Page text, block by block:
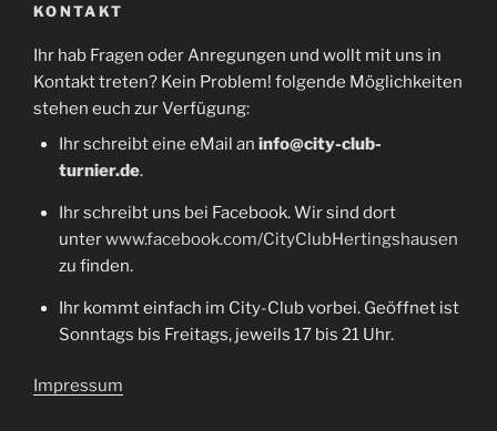
KONTAKT
Ihr hab Fragen oder Anregungen und wollt mit uns in
Kontakt treten? Kein Problem! folgende Möglichkeiten
stehen euch zur Verfügung:
Ihr schreibt eine eMail an info@city-club-
turnier.de.
Ihr schreibt uns bei Facebook. Wir sind dort
unterwww.facebook.com/CityClubHertingshausen
zu finden.
Ihr kommt einfach im City-Club vorbei. Geöffnet ist
Sonntags bis Freitags, jeweils 17 bis 21 Uhr.
Impressum